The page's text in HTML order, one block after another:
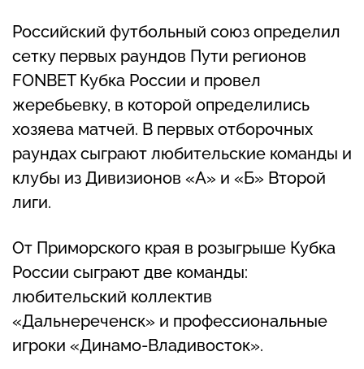
Российский футбольный союз определил
сетку первых раундов Пути регионов
FONBET Кубка России и провел
жеребьевку, в которой определились
хозяева матчей. В первых отборочных
раундах сыграют любительские команды и
клубы из Дивизионов «А» и «Б» Второй
лиги.
От Приморского края в розыгрыше Кубка
России сыграют две команды:
любительский коллектив
«Дальнереченск» и профессиональные
игроки «Динамо-Владивосток».